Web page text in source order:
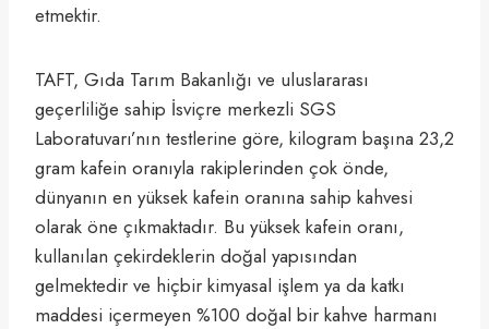
etmektir.
TAFT, Gıda Tarım Bakanlığı ve uluslararası
geçerliliğe sahip İsviçre merkezli SGS
Laboratuvarı’nın testlerine göre, kilogram başına 23,2
gram kafein oranıyla rakiplerinden çok önde,
dünyanın en yüksek kafein oranına sahip kahvesi
olarak öne çıkmaktadır. Bu yüksek kafein oranı,
kullanılan çekirdeklerin doğal yapısından
gelmektedir ve hiçbir kimyasal işlem ya da katkı
maddesi içermeyen %100 doğal bir kahve harmanı